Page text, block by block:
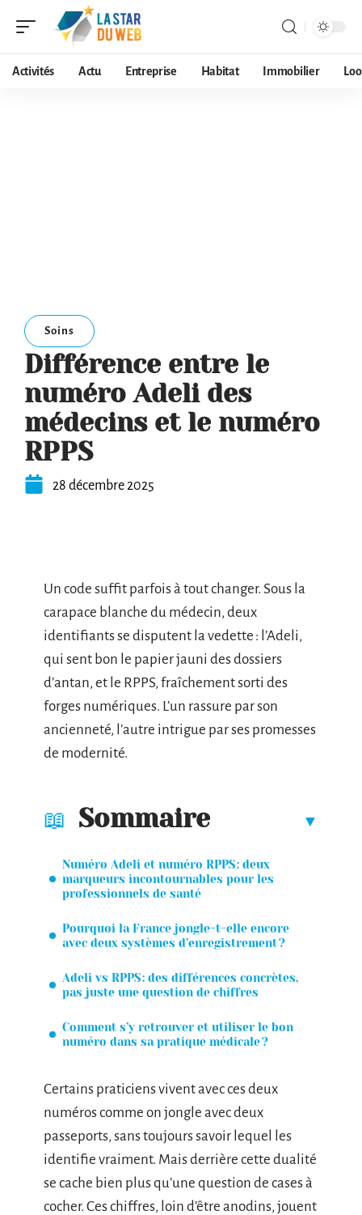
Activités Actu Entreprise Habitat Immobilier
Soins
Différence entre le
numéro Adeli des
médecins et le numéro
RPPS
28 décembre 2025
Un code suffit parfois à tout changer. Sous la
carapace blanche du médecin, deux
identifiants se disputent la vedette : l’Adeli,
qui sent bon le papier jauni des dossiers
d’antan, et le RPPS, fraîchement sorti des
forges numériques. L’un rassure par son
ancienneté, l’autre intrigue par ses promesses
de modernité.
Sommaire
Numéro Adeli et numéro RPPS : deux
marqueurs incontournables pour les
professionnels de santé
Pourquoi la France jongle-t-elle encore
avec deux systèmes d’enregistrement ?
Adeli vs RPPS : des différences concrètes,
pas juste une question de chiffres
Comment s’y retrouver et utiliser le bon
numéro dans sa pratique médicale ?
Certains praticiens vivent avec ces deux
numéros comme on jongle avec deux
passeports, sans toujours savoir lequel les
identifie vraiment. Mais derrière cette dualité
se cache bien plus qu’une question de cases à
cocher. Ces chiffres, loin d’être anodins, jouent